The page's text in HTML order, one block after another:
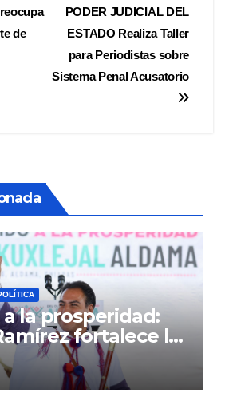
PODER JUDICIAL DEL
ESTADO Realiza Taller
para Periodistas sobre
Sistema Penal Acusatorio
de
la prosperidad:
fortalece la
de Aldama
histórica